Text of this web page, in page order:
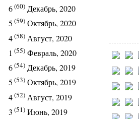
6(60) Декабрь, 2020
5 (59) Октябрь, 2020
4(58) Август, 2020
1 (55) Февраль, 2020
6(54) Декабрь, 2019
5 (53) Октябрь, 2019
4(52) Август, 2019
3 (51) Июнь, 2019